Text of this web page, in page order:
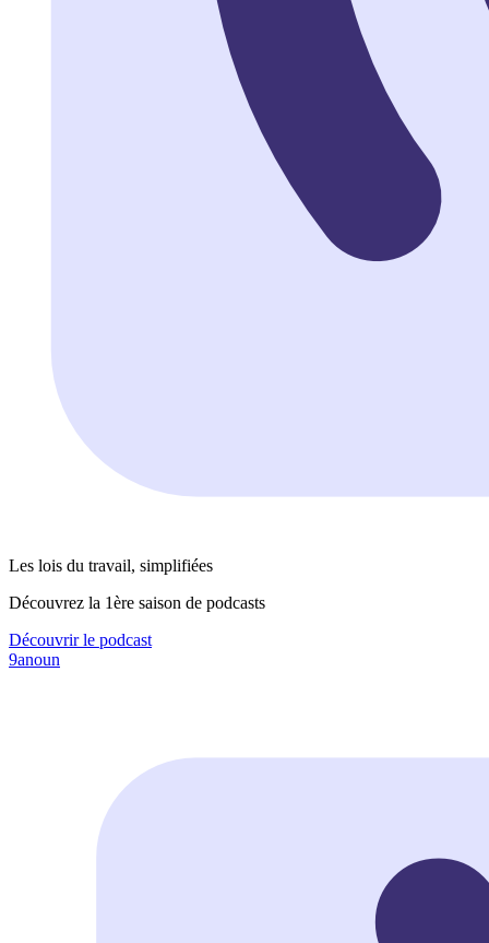
Les lois du travail, simplifiées
Découvrez la 1ère saison de podcasts
Découvrir le podcast
9anoun